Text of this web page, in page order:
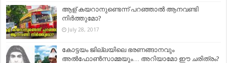
ആള് കയറാനുണ്ടെന്ന് പറഞ്ഞാൽ ആനവണ്ടി
നിർത്തുമോ?
July 28, 2017
കോട്ടയം ജില്ലയിലെ ഭരണങ്ങാനവും
അല്‍ഫോണ്‍സാമ്മയും… അറിയാമോ ഈ ചരിത്രം?